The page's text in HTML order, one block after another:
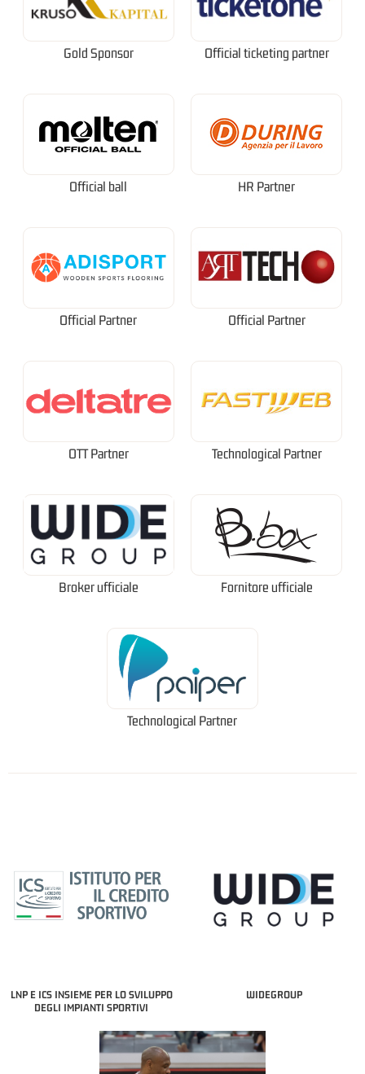
Gold Sponsor Official ticketing partner
Official ball HR Partner
Official Partner Official Partner
OTT Partner Technological Partner
Broker ufficiale Fornitore ufficiale
Technological Partner
LNP E ICS INSIEME PER LO SVILUPPO
DEGLI IMPIANTI SPORTIVI
WIDEGROUP